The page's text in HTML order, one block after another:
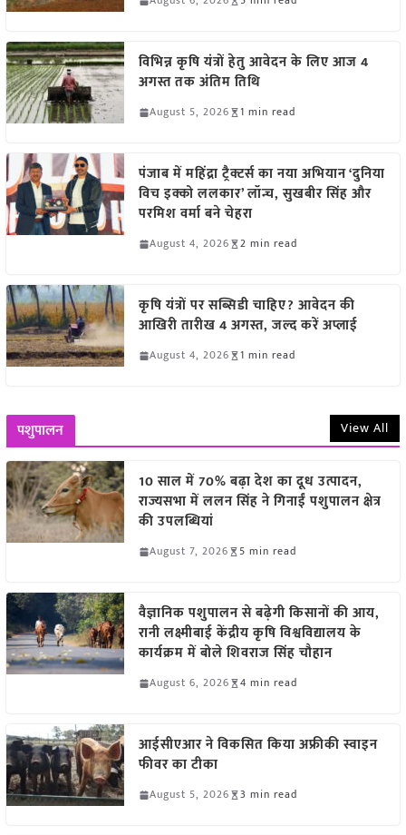
विभिन्न कृषि यंत्रों हेतु आवेदन के लिए आज 4
अगस्त तक अंतिम तिथि
August 5, 2026 1 min read
पंजाब में महिंद्रा ट्रैक्टर्स का नया अभियान ‘दुनिया
विच इक्को ललकार’ लॉन्च, सुखबीर सिंह और
परमिश वर्मा बने चेहरा
August 4, 2026 2 min read
कृषि यंत्रों पर सब्सिडी चाहिए? आवेदन की
आखिरी तारीख 4 अगस्त, जल्द करें अप्लाई
August 4, 2026 1 min read
पशुपालन View All
10 साल में 70% बढ़ा देश का दूध उत्पादन,
राज्यसभा में ललन सिंह ने गिनाईं पशुपालन क्षेत्र
की उपलब्धियां
August 7, 2026 5 min read
वैज्ञानिक पशुपालन से बढ़ेगी किसानों की आय,
रानी लक्ष्मीबाई केंद्रीय कृषि विश्वविद्यालय के
कार्यक्रम में बोले शिवराज सिंह चौहान
August 6, 2026 4 min read
आईसीएआर ने विकसित किया अफ्रीकी स्वाइन
फीवर का टीका
August 5, 2026 3 min read